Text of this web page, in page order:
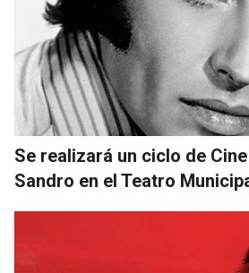
Se realizará un ciclo de
Sandro en el Teatro